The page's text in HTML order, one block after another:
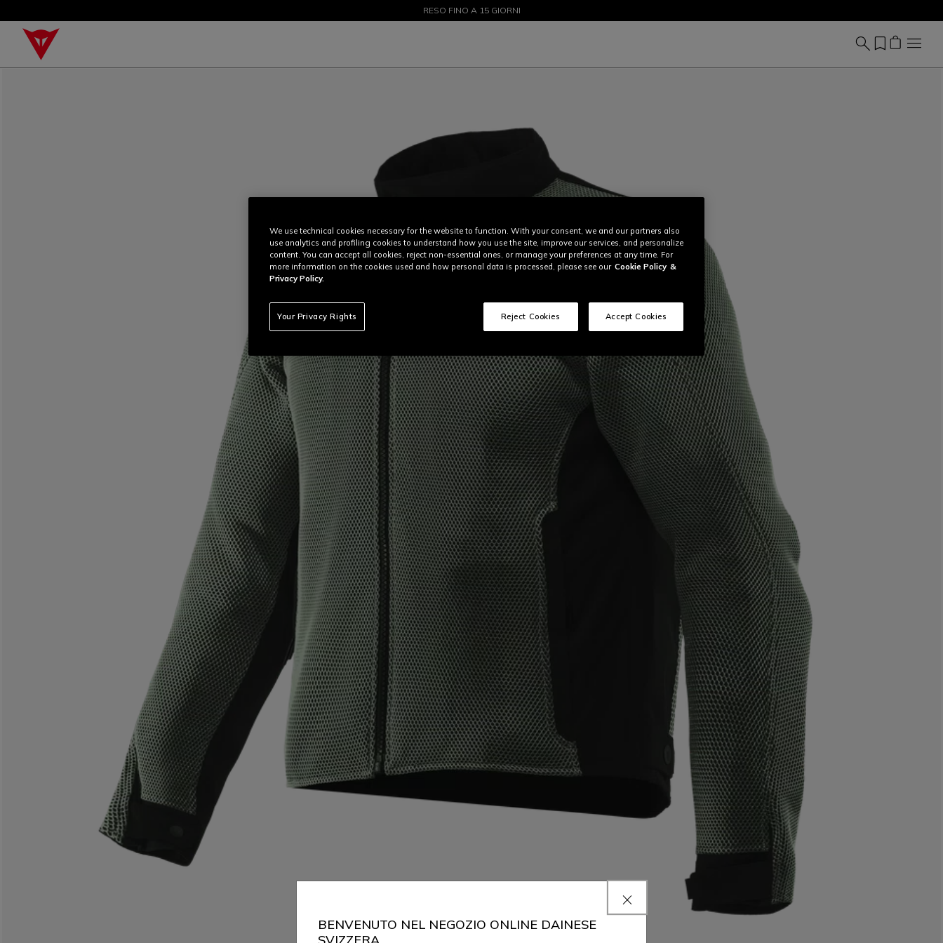
SALDI FINO AL 50% - ACQUISTA ORA
RESO FINO A 15 GIORNI
BENVENUTO NEL NEGOZIO ONLINE DAINESE
We use technical cookies necessary for the website to function. With your consent, we and our partners also
use analytics and profiling cookies to understand how you use the site, improve our services, and personalize
content. You can accept all cookies, reject non-essential ones, or manage your preferences at any time. For
more information on the cookies used and how personal data is processed, please see our Cookie Policy &
Privacy Policy.
Your Privacy Rights Reject Cookies Accept Cookies